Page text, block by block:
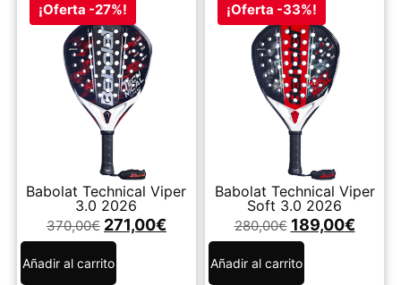
¡Oferta -27%!
Babolat Technical Viper
3.0 2026
370,00€ 271,00€
Añadir al carrito
¡Oferta -33%!
Babolat Technical Viper
Soft 3.0 2026
280,00€ 189,00€
Añadir al carrito